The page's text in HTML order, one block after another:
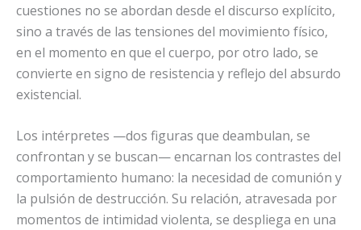
cuestiones no se abordan desde el discurso explícito,
sino a través de las tensiones del movimiento físico,
en el momento en que el cuerpo, por otro lado, se
convierte en signo de resistencia y reflejo del absurdo
existencial.
Los intérpretes —dos figuras que deambulan, se
confrontan y se buscan— encarnan los contrastes del
comportamiento humano: la necesidad de comunión y
la pulsión de destrucción. Su relación, atravesada por
momentos de intimidad violenta, se despliega en una